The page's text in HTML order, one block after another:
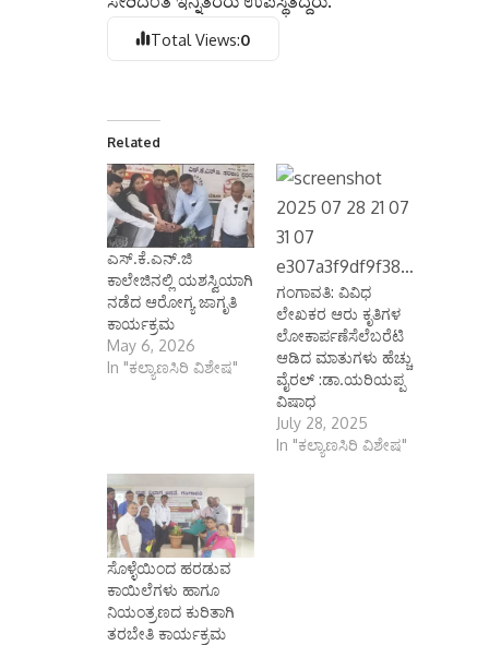
Total Views:0
Related
ಎಸ್.ಕೆ.ಎನ್.ಜಿ
ಕಾಲೇಜಿನಲ್ಲಿ ಯಶಸ್ವಿಯಾಗಿ
ನಡೆದ ಆರೋಗ್ಯ ಜಾಗೃತಿ‌
ಕಾರ್ಯಕ್ರಮ
May 6, 2026
In "ಕಲ್ಯಾಣಸಿರಿ ವಿಶೇಷ"
ಗಂಗಾವತಿ: ವಿವಿಧ
ಲೇಖಕರ ಆರು ಕೃತಿಗಳ
ಲೋಕಾರ್ಪಣೆಸೆಲೆಬರೆಟಿ
ಆಡಿದ ಮಾತುಗಳು ಹೆಚ್ಚು
ವೈರಲ್ :ಡಾ.ಯರಿಯಪ್ಪ
ವಿಷಾಧ
July 28, 2025
In "ಕಲ್ಯಾಣಸಿರಿ ವಿಶೇಷ"
ಸೊಳ್ಳೆಯಿಂದ ಹರಡುವ
ಕಾಯಿಲೆಗಳು ಹಾಗೂ
ನಿಯಂತ್ರಣದ ಕುರಿತಾಗಿ
ತರಬೇತಿ ಕಾರ್ಯಕ್ರಮ